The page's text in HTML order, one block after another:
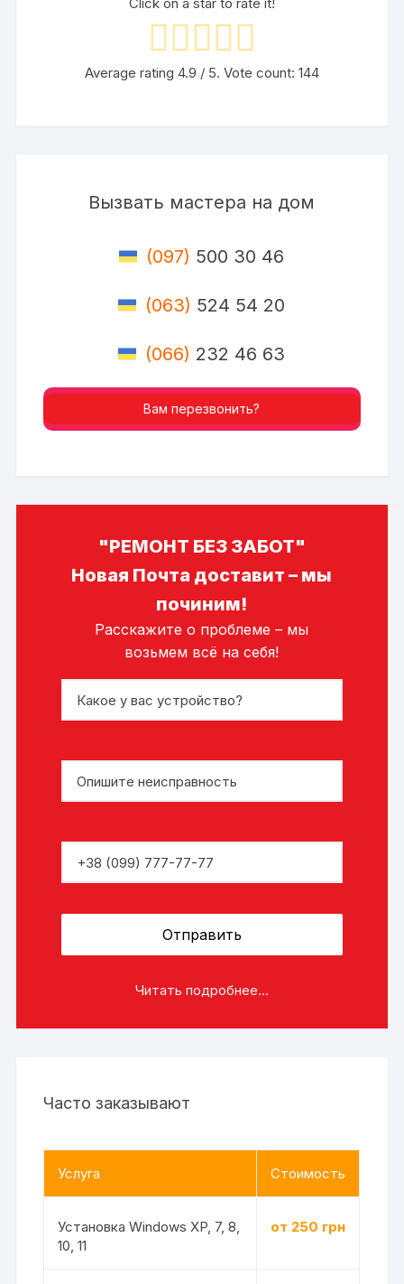
Average rating 4.9 / 5. Vote count: 144
Вызвать мастера на дом
(097) 500 30 46
(063) 524 54 20
(066) 232 46 63
Вам перезвонить?
"РЕМОНТ БЕЗ ЗАБОТ"
Новая Почта доставит – мы
починим!
Расскажите о проблеме – мы
возьмем всё на себя!
Читать подробнее...
Часто заказывают
Услуга Стоимость
Установка Windows XP, 7, 8,
10, 11
от 250 грн